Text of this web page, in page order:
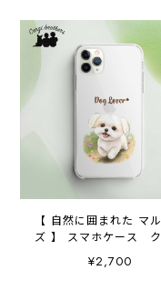
【 自然に囲まれた マ
ズ 】 スマホケース ク
ソフトケース 犬 犬
ズ プレゼント アン
¥2,700